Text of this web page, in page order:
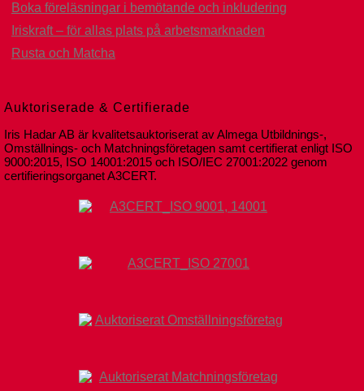
Boka föreläsningar i bemötande och inkludering
Iriskraft – för allas plats på arbetsmarknaden
Rusta och Matcha
Auktoriserade & Certifierade
Iris Hadar AB är kvalitetsauktoriserat av Almega Utbildnings-,
Omställnings- och Matchningsföretagen samt certifierat enligt ISO
9000:2015, ISO 14001:2015 och ISO/IEC 27001:2022 genom
certifieringsorganet A3CERT.